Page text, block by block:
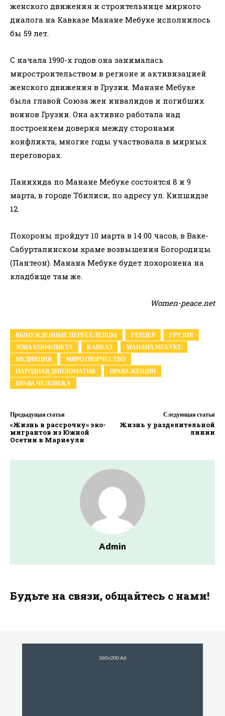
женского движения и строительнице мирного
диалога на Кавказе Манане Мебуке исполнилось
бы 59 лет.
С начала 1990-х годов она занималась
миростроительством в регионе и активизацией
женского движения в Грузии. Манане Мебуке
была главой Союза жен инвалидов и погибших
воинов Грузии. Она активно работала над
построением доверия между сторонами
конфликта, многие годы участвовала в мирных
переговорах.
Панихидa по Манане Мебуке состоятся 8 и 9
марта, в городе Тбилиси, по адресу ул. Кипшидзе
12.
Похороны пройдут 10 марта в 14:00 часов, в Ваке-
Сабурталинском храме возвышения Богородицы
(Пантеон). Манана Мебуке будет похоронена на
кладбище там же.
Women-peace.net
ВЫНУЖДЕННЫЕ ПЕРЕСЕЛЕНЦЫ ГЕНДЕР
ГРУЗИЯ
ЗОНА КОНФЛИКТА
КАВКАЗ
МАНАНА МЕБУКЕ
МЕДИЯЦИЯ
МИРОТВОРЧЕСТВО
НАРОДНАЯ ДИПЛОМАТИЯ
ПРАВА ЖЕЩИН
ПРАВА ЧЕЛОВЕКА
Предыдущая статья
«Жизнь в рассрочку» эко-
мигрантов из Южной
Осетии в Марнеули
Следующая статья
Жизнь у разделительной
линии
Admin
Будьте на связи, общайтесь с нами!